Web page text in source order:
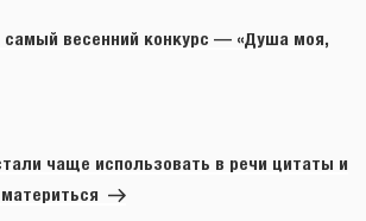
весенний конкурс — «Душа моя,
чаще использовать в речи цитаты и